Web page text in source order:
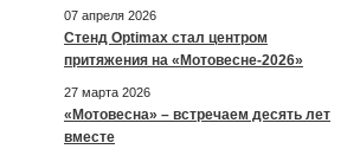
07 апреля 2026
Стенд Optimax стал центром
притяжения на «Мотовесне-2026»
27 марта 2026
«Мотовесна» – встречаем десять лет
вместе